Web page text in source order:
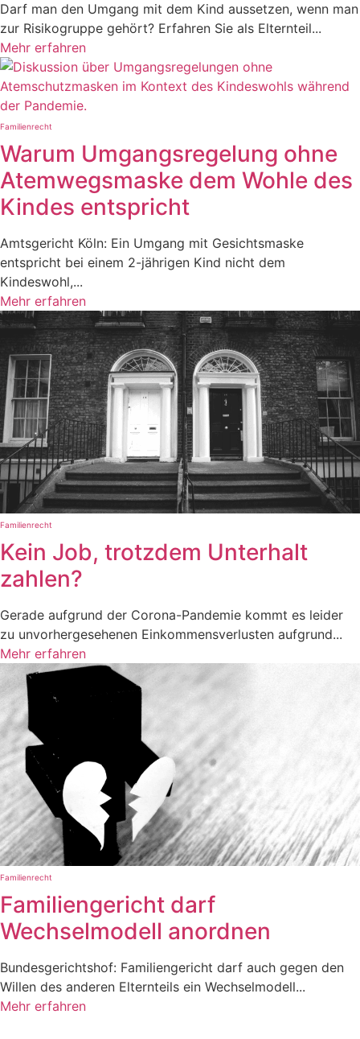
Darf man den Umgang mit dem Kind aussetzen, wenn man
zur Risikogruppe gehört? Erfahren Sie als Elternteil...
Mehr erfahren
Familienrecht
Warum Umgangsregelung ohne
Atemwegsmaske dem Wohle des
Kindes entspricht
Amtsgericht Köln: Ein Umgang mit Gesichtsmaske
entspricht bei einem 2-jährigen Kind nicht dem
Kindeswohl,...
Mehr erfahren
Familienrecht
Kein Job, trotzdem Unterhalt
zahlen?
Gerade aufgrund der Corona-Pandemie kommt es leider
zu unvorhergesehenen Einkommensverlusten aufgrund...
Mehr erfahren
Familienrecht
Familiengericht darf
Wechselmodell anordnen
Bundesgerichtshof: Familiengericht darf auch gegen den
Willen des anderen Elternteils ein Wechselmodell...
Mehr erfahren